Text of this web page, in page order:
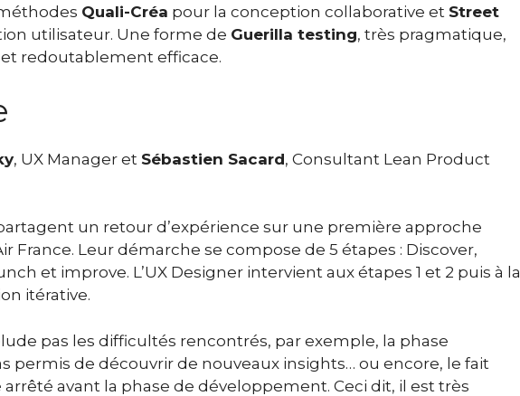
Quali-Créa pour la conception collaborative et Street
utilisateur. Une forme de Guerilla testing, très pragmatique,
redoutablement efficace.
, UX Manager et Sébastien Sacard, Consultant Lean Product
un retour d’expérience sur une première approche
France. Leur démarche se compose de 5 étapes : Discover,
et improve. L’UX Designer intervient aux étapes 1 et 2 puis à la
itérative.
pas les difficultés rencontrés, par exemple, la phase
permis de découvrir de nouveaux insights… ou encore, le fait
avant la phase de développement. Ceci dit, il est très